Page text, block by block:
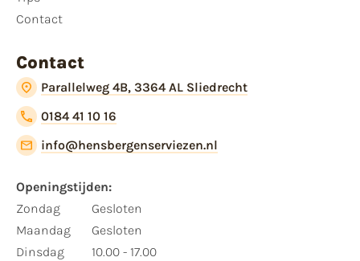
Contact
Contact
Parallelweg 4B, 3364 AL Sliedrecht
0184 41 10 16
info@hensbergenserviezen.nl
Openingstijden:
Zondag
Maandag
Dinsdag
Gesloten
Gesloten
10.00 - 17.00